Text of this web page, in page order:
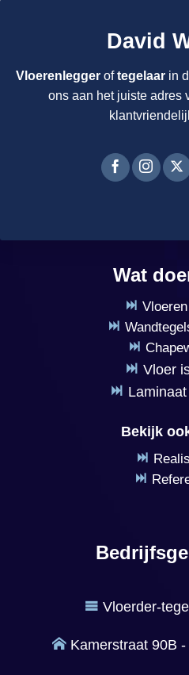
David
Vloerenleggeroftegelaarin
ons aan het juiste adres
Wat
Vloer
Bekijk
Vloerder-
Kamerstraat 90B